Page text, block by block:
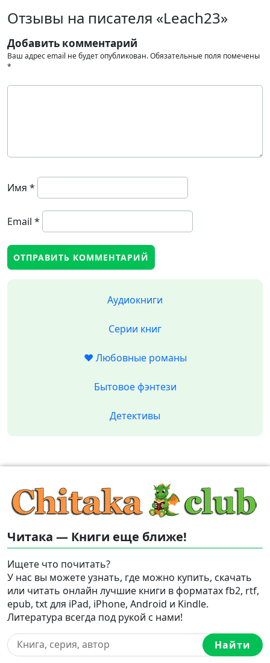
Отзывы на писателя «Leach23»
Добавить комментарий
Ваш адрес email не будет опубликован.Обязательные поля помечены
*
Имя *
Email *
Аудиокниги
Серии книг
❤️ Любовные романы
Бытовое фэнтези
Детективы
Читака — Книги еще ближе!
Ищете что почитать?
У нас вы можете узнать, где можно купить, скачать
или читать онлайн лучшие книги в форматах fb2, rtf,
epub, txt для iPad, iPhone, Android и Kindle.
Литература всегда под рукой с нами!
Найти